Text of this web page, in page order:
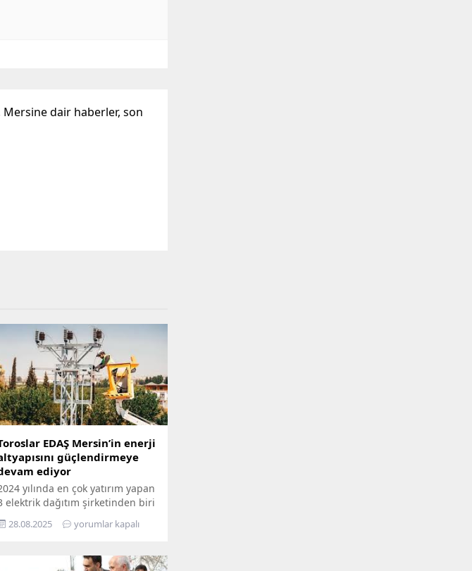
dair haberler, son
EDAŞ Mersin’in enerji
güçlendirmeye
ediyor
yılında en çok yatırım yapan
elektrik dağıtım şirketinden biri
Toroslar EDAŞ, 2025 yılının
6 ayında Türkiye’nin en
Mersin’de gerçekleştirdiği 381
28.08.2025 yorumlar kapalı